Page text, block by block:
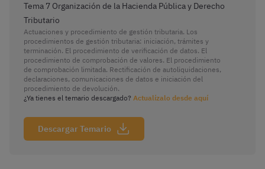
Tema 7 Organización de la Hacienda Pública y Derecho
Tributario
Actuaciones y procedimiento de gestión tributaria. Los
procedimientos de gestión tributaria: iniciación, trámites y
terminación. El procedimiento de verificación de datos. El
procedimiento de comprobación de valores. El procedimiento
de comprobación limitada. Rectificación de autoliquidaciones,
declaraciones, comunicaciones de datos e iniciación del
procedimiento de devolución.
¿Ya tienes el temario descargado? Actualízalo desde aquí
Descargar Temario